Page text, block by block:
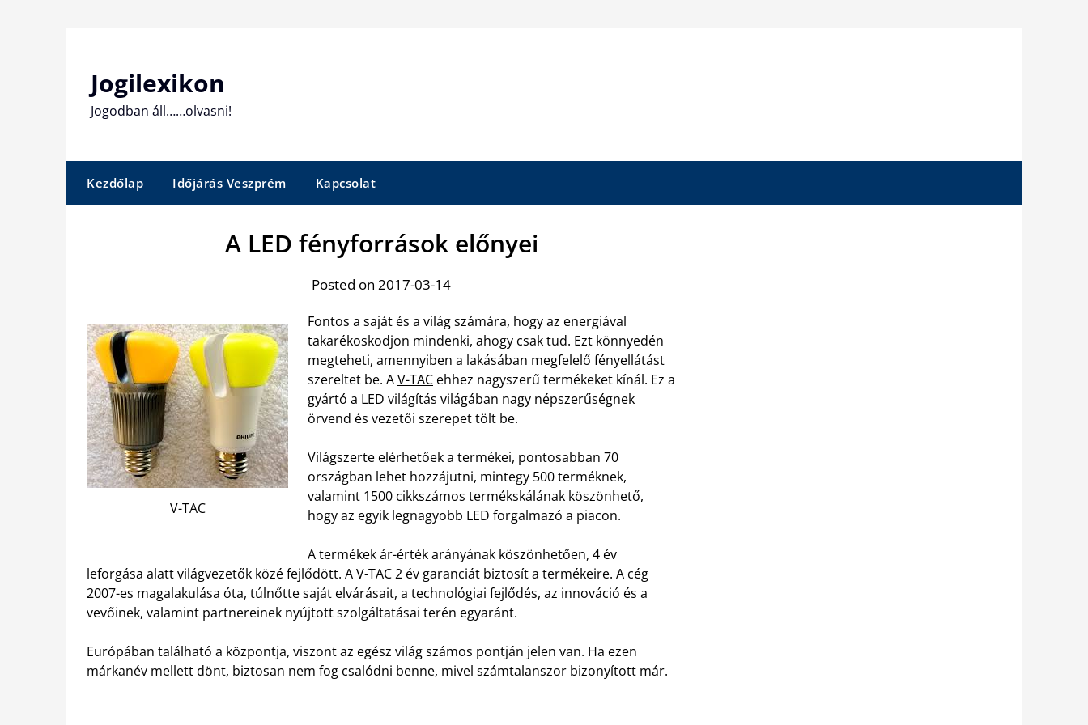
Jogilexikon
Jogodban áll……olvasni!
Kezdőlap Időjárás Veszprém Kapcsolat
A LED fényforrások előnyei
Posted on 2017-03-14
V-TAC
Fontos a saját és a világ számára, hogy az energiával
takarékoskodjon mindenki, ahogy csak tud. Ezt könnyedén
megteheti, amennyiben a lakásában megfelelő fényellátást
szereltet be. AV-TAC ehhez nagyszerű termékeket kínál. Ez a
gyártó a LED világítás világában nagy népszerűségnek
örvend és vezetői szerepet tölt be.
Világszerte elérhetőek a termékei, pontosabban 70
országban lehet hozzájutni, mintegy 500 terméknek,
valamint 1500 cikkszámos termékskálának köszönhető,
hogy az egyik legnagyobb LED forgalmazó a piacon.
A termékek ár-érték arányának köszönhetően, 4 év
leforgása alatt világvezetők közé fejlődött. A V-TAC 2 év garanciát biztosít a termékeire. A cég
2007-es magalakulása óta, túlnőtte saját elvárásait, a technológiai fejlődés, az innováció és a
vevőinek, valamint partnereinek nyújtott szolgáltatásai terén egyaránt.
Európában található a központja, viszont az egész világ számos pontján jelen van. Ha ezen
márkanév mellett dönt, biztosan nem fog csalódni benne, mivel számtalanszor bizonyított már.